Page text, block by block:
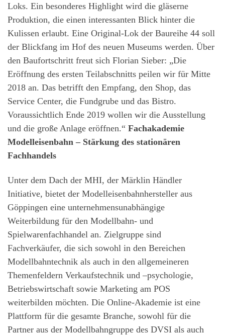
Loks. Ein besonderes Highlight wird die gläserne
Produktion, die einen interessanten Blick hinter die
Kulissen erlaubt. Eine Original-Lok der Baureihe 44 soll
der Blickfang im Hof des neuen Museums werden. Über
den Baufortschritt freut sich Florian Sieber: „Die
Eröffnung des ersten Teilabschnitts peilen wir für Mitte
2018 an. Das betrifft den Empfang, den Shop, das
Service Center, die Fundgrube und das Bistro.
Voraussichtlich Ende 2019 wollen wir die Ausstellung
und die große Anlage eröffnen.“ Fachakademie
Modelleisenbahn – Stärkung des stationären
Fachhandels
Unter dem Dach der MHI, der Märklin Händler
Initiative, bietet der Modelleisenbahnhersteller aus
Göppingen eine unternehmensunabhängige
Weiterbildung für den Modellbahn- und
Spielwarenfachhandel an. Zielgruppe sind
Fachverkäufer, die sich sowohl in den Bereichen
Modellbahntechnik als auch in den allgemeineren
Themenfeldern Verkaufstechnik und –psychologie,
Betriebswirtschaft sowie Marketing am POS
weiterbilden möchten. Die Online-Akademie ist eine
Plattform für die gesamte Branche, sowohl für die
Partner aus der Modellbahngruppe des DVSI als auch